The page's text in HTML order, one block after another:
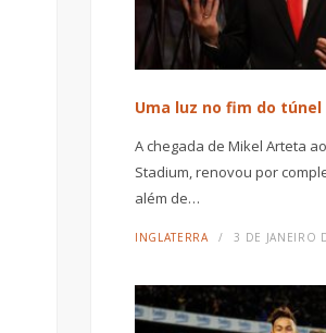
Uma luz no fim do túnel
A chegada de Mikel Arteta
Stadium, renovou por
além de…
INGLATERRA 3 DE JANEIRO